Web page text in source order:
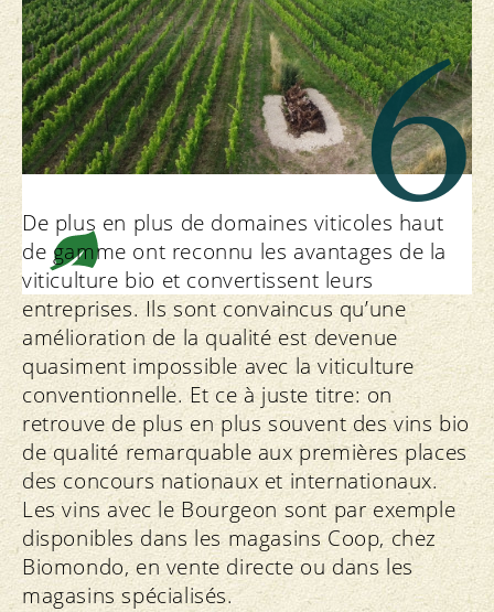
6
De plus en plus de domaines viticoles haut
de gamme ont reconnu les avantages de la
viticulture bio et convertissent leurs
entreprises. Ils sont convaincus qu’une
amélioration de la qualité est devenue
quasiment impossible avec la viticulture
conventionnelle. Et ce à juste titre: on
retrouve de plus en plus souvent des vins bio
de qualité remarquable aux premières places
des concours nationaux et internationaux.
Les vins avec le Bourgeon sont par exemple
disponibles dans les magasins Coop, chez
Biomondo, en vente directe ou dans les
magasins spécialisés.